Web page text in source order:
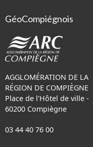
GéoCompiégnois
AGGLOMÉRATION DE LA
RÉGION DE COMPIÈGNE
Place de l'Hôtel de ville -
60200 Compiègne
03 44 40 76 00